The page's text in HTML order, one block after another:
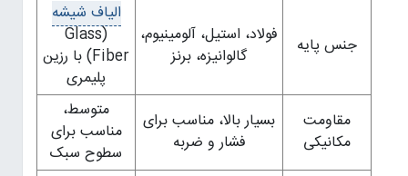
جنس پایه
فولاد، استیل، آلومینیوم،
گالوانیزه، برنز
الیاف شیشه
(Glass
Fiber) با رزین
پلیمری
مقاومت
مکانیکی
بسیار بالا، مناسب برای
فشار و ضربه
متوسط،
مناسب برای
سطوح سبک